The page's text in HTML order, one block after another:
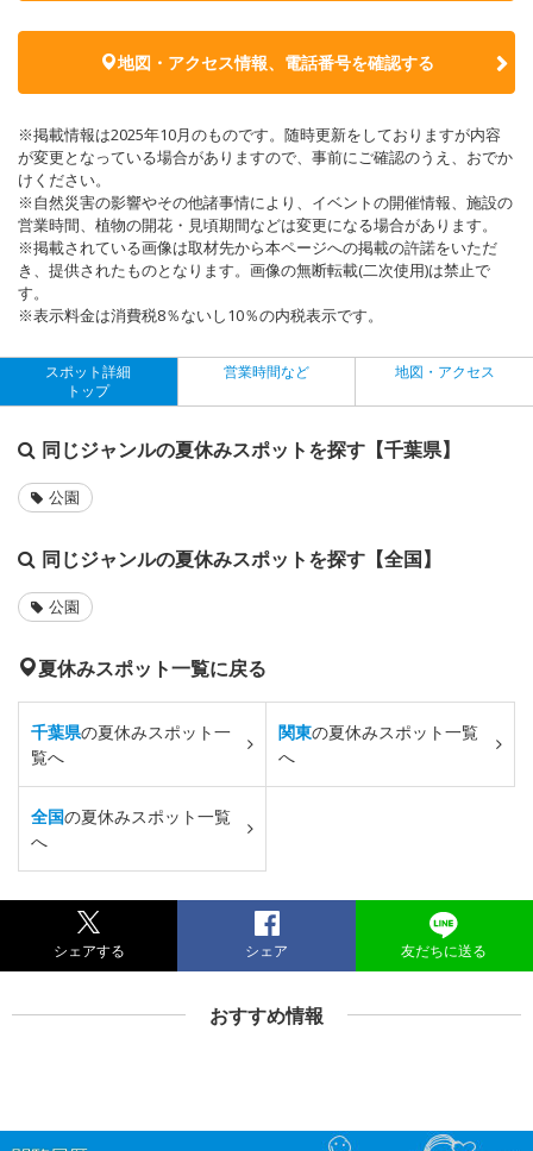
地図・アクセス情報、電話番号を確認する
※掲載情報は2025年10月のものです。随時更新をしておりますが内容
が変更となっている場合がありますので、事前にご確認のうえ、おでか
けください。
※自然災害の影響やその他諸事情により、イベントの開催情報、施設の
営業時間、植物の開花・見頃期間などは変更になる場合があります。
※掲載されている画像は取材先から本ページへの掲載の許諾をいただ
き、提供されたものとなります。画像の無断転載(二次使用)は禁止で
す。
※表示料金は消費税8％ないし10％の内税表示です。
スポット詳細
トップ
営業時間など 地図・アクセス
同じジャンルの夏休みスポットを探す【千葉県】
公園
同じジャンルの夏休みスポットを探す【全国】
公園
夏休みスポット一覧に戻る
千葉県の夏休みスポット一
覧へ
関東の夏休みスポット一覧
へ
全国の夏休みスポット一覧
へ
シェアする シェア 友だちに送る
おすすめ情報